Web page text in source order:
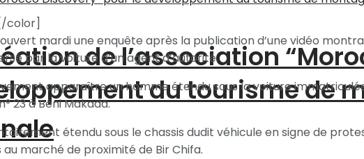
de l’association
du tourisme de
color]
mardi une enquête après la publication d’une vidéo
par la voiture d’un agent d’autorité.
apparaître un homme étendu sous la voiture immatriculée
23 à Béni Makada.
étendu sous le chassis dudit véhicule en signe de
marché de proximité de Bir Chifa.